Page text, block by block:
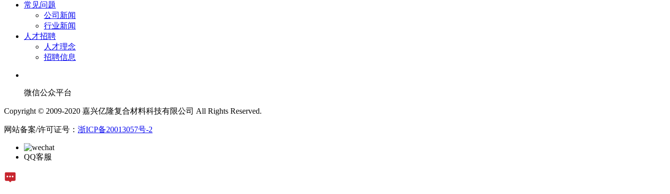
常见问题
公司新闻
行业新闻
人才招聘
人才理念
招聘信息
微信公众平台
Copyright © 2009-2020 嘉兴亿隆复合材料科技有限公司 All Rights Reserved.
网站备案/许可证号： 浙ICP备20013057号-2
QQ客服